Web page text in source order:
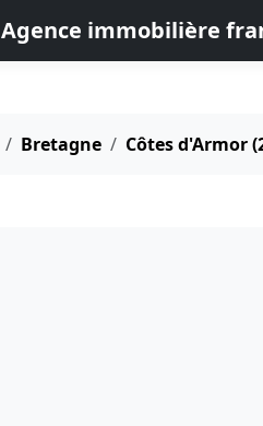
Agence immobilière
Bretagne Côtes d'Armor